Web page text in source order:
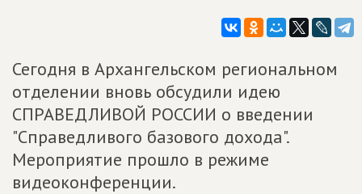
Сегодня в Архангельском региональном
отделении вновь обсудили идею
СПРАВЕДЛИВОЙ РОССИИ о введении
"Справедливого базового дохода".
Мероприятие прошло в режиме
видеоконференции.